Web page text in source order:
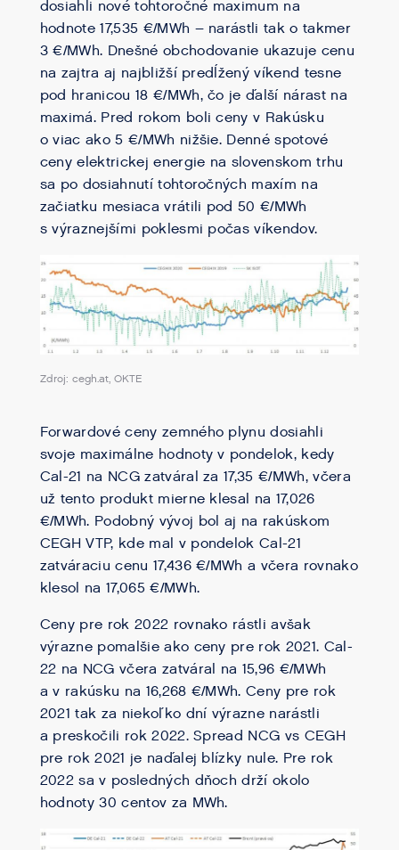
dosiahli nové tohtoročné maximum na
hodnote 17,535 €/MWh – narástli tak o takmer
3 €/MWh. Dnešné obchodovanie ukazuje cenu
na zajtra aj najbližší predĺžený víkend tesne
pod hranicou 18 €/MWh, čo je ďalší nárast na
maximá. Pred rokom boli ceny v Rakúsku
o viac ako 5 €/MWh nižšie. Denné spotové
ceny elektrickej energie na slovenskom trhu
sa po dosiahnutí tohtoročných maxím na
začiatku mesiaca vrátili pod 50 €/MWh
s výraznejšími poklesmi počas víkendov.
Zdroj: cegh.at, OKTE
Forwardové ceny zemného plynu dosiahli
svoje maximálne hodnoty v pondelok, kedy
Cal-21 na NCG zatváral za 17,35 €/MWh, včera
už tento produkt mierne klesal na 17,026
€/MWh. Podobný vývoj bol aj na rakúskom
CEGH VTP, kde mal v pondelok Cal-21
zatváraciu cenu 17,436 €/MWh a včera rovnako
klesol na 17,065 €/MWh.
Ceny pre rok 2022 rovnako rástli avšak
výrazne pomalšie ako ceny pre rok 2021. Cal-
22 na NCG včera zatváral na 15,96 €/MWh
a v rakúsku na 16,268 €/MWh. Ceny pre rok
2021 tak za niekoľko dní výrazne narástli
a preskočili rok 2022. Spread NCG vs CEGH
pre rok 2021 je naďalej blízky nule. Pre rok
2022 sa v posledných dňoch drží okolo
hodnoty 30 centov za MWh.